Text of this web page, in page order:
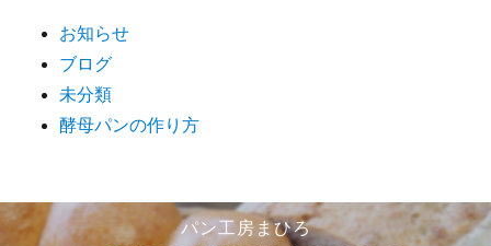
お知らせ
ブログ
未分類
酵母パンの作り方
パン工房まひろ